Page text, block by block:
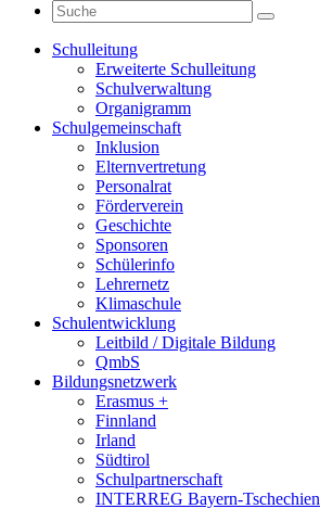
Schulleitung
Erweiterte Schulleitung
Schulverwaltung
Organigramm
Schulgemeinschaft
Inklusion
Elternvertretung
Personalrat
Förderverein
Geschichte
Sponsoren
Schülerinfo
Lehrernetz
Klimaschule
Schulentwicklung
Leitbild / Digitale Bildung
QmbS
Bildungsnetzwerk
Erasmus +
Finnland
Irland
Südtirol
Schul­partner­schaft
INTERREG Bayern-Tschechien